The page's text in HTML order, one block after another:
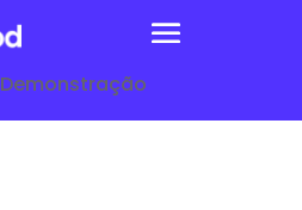
Demonstração